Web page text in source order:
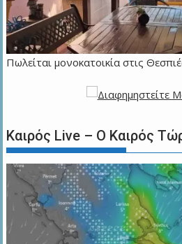
Πωλείται μονοκατοικία στις
Καιρός Live – Ο Καιρός